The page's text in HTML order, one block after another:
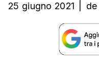
25 giugno 2021 de